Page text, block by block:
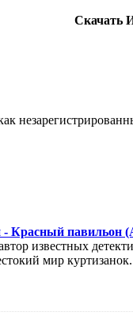
Скачать
- Красный павильон
известных
мир